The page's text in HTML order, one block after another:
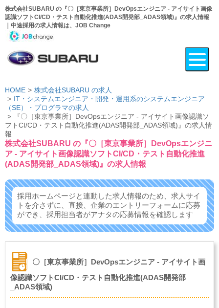
株式会社SUBARU の『〇［東京事業所］DevOpsエンジニア - アイサイト画像
認識ソフトCI/CD・テスト自動化推進(ADAS開発部_ADAS領域)』の求人情報
｜中途採用の求人情報は、JOB Change
HOME
株式会社SUBARU の求人
IT・システムエンジニア・開発・運用系のシステムエンジニア
（SE）・プログラマの求人
『〇［東京事業所］DevOpsエンジニア - アイサイト画像認識ソ
フトCI/CD・テスト自動化推進(ADAS開発部_ADAS領域)』の求人情
報
株式会社SUBARU の『〇［東京事業所］DevOpsエンジニ
ア - アイサイト画像認識ソフトCI/CD・テスト自動化推進
(ADAS開発部_ADAS領域)』の求人情報
採用ホームページと連動した求人情報のため、求人サイ
トを介さずに、 直接、企業のエントリーフォームに応募
ができ、 採用担当者がアナタの応募情報を確認します
〇［東京事業所］DevOpsエンジニア - アイサイト画
像認識ソフトCI/CD・テスト自動化推進(ADAS開発部
_ADAS領域)